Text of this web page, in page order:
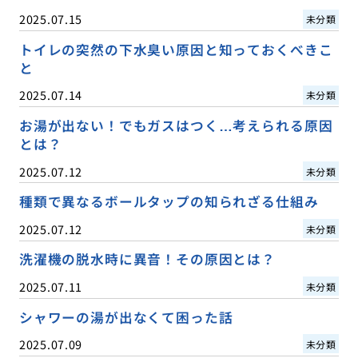
2025.07.15 未分類
トイレの突然の下水臭い原因と知っておくべきこ
と
2025.07.14 未分類
お湯が出ない！でもガスはつく…考えられる原因
とは？
2025.07.12 未分類
種類で異なるボールタップの知られざる仕組み
2025.07.12 未分類
洗濯機の脱水時に異音！その原因とは？
2025.07.11 未分類
シャワーの湯が出なくて困った話
2025.07.09 未分類